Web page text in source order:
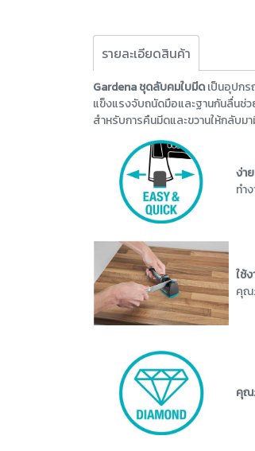
รายละเอียดสินค้า
Gardena ชุดลับคมใบมีดเป็นอุปก
แข็งแรงจับถนัดมือและฐานกันลื่นช่
สำหรับการคืนมีดและขวานให้กลับม
ง่า
ทำ
ใช้
คุณ
คุณ